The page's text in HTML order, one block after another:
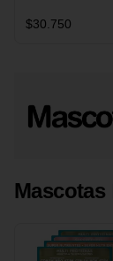
+CREMA
$30.750
Mascotas